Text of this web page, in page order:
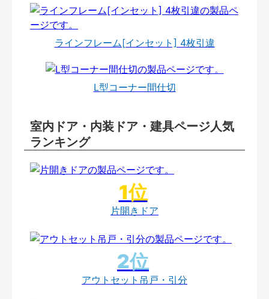
ラインフレーム[インセット] 4枚引違
L型コーナー間仕切
室内ドア・内装ドア・建具ページ人気
ランキング
片開きドア
アウトセット吊戸・引分